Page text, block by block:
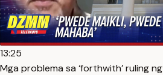
13:25
Mga problema sa ‘forthwith’ ruling